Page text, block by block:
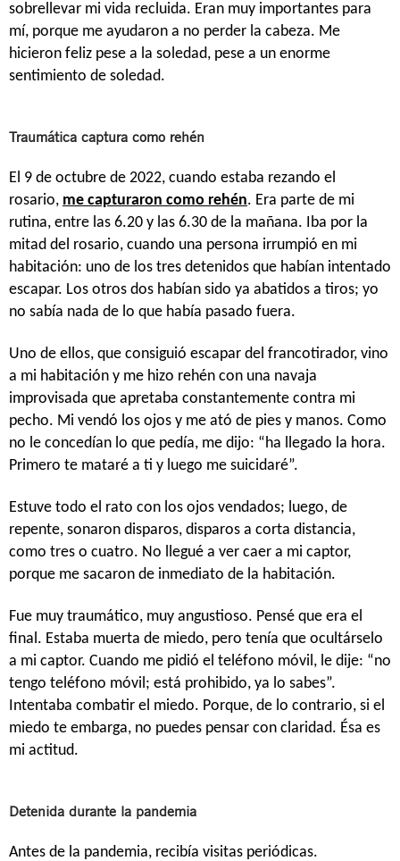
sobrellevar mi vida recluida. Eran muy importantes para
mí, porque me ayudaron a no perder la cabeza. Me
hicieron feliz pese a la soledad, pese a un enorme
sentimiento de soledad.
Traumática captura como rehén
El 9 de octubre de 2022, cuando estaba rezando el
rosario, me capturaron como rehén. Era parte de mi
rutina, entre las 6.20 y las 6.30 de la mañana. Iba por la
mitad del rosario, cuando una persona irrumpió en mi
habitación: uno de los tres detenidos que habían intentado
escapar. Los otros dos habían sido ya abatidos a tiros; yo
no sabía nada de lo que había pasado fuera.
Uno de ellos, que consiguió escapar del francotirador, vino
a mi habitación y me hizo rehén con una navaja
improvisada que apretaba constantemente contra mi
pecho. Mi vendó los ojos y me ató de pies y manos. Como
no le concedían lo que pedía, me dijo: “ha llegado la hora.
Primero te mataré a ti y luego me suicidaré”.
Estuve todo el rato con los ojos vendados; luego, de
repente, sonaron disparos, disparos a corta distancia,
como tres o cuatro. No llegué a ver caer a mi captor,
porque me sacaron de inmediato de la habitación.
Fue muy traumático, muy angustioso. Pensé que era el
final. Estaba muerta de miedo, pero tenía que ocultárselo
a mi captor. Cuando me pidió el teléfono móvil, le dije: “no
tengo teléfono móvil; está prohibido, ya lo sabes”.
Intentaba combatir el miedo. Porque, de lo contrario, si el
miedo te embarga, no puedes pensar con claridad. Ésa es
mi actitud.
Detenida durante la pandemia
Antes de la pandemia, recibía visitas periódicas.